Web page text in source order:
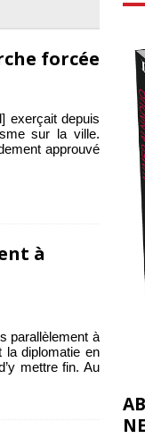
ainsi la
forcée
exerçait depuis
sur la ville.
approuvé
à
parallèlement à
la diplomatie en
mettre fin. Au